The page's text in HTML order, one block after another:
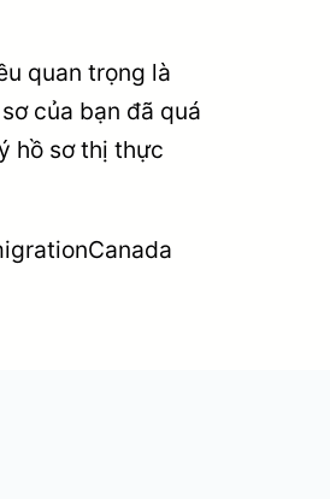
quan trọng là
của bạn đã quá
hồ sơ thị thực